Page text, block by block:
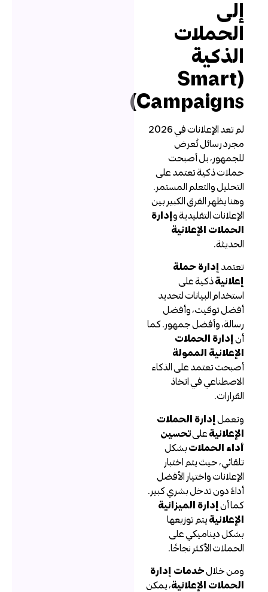
إلى
الحملات
الذكية
(Smart
Campaigns)
لم تعد الإعلانات في 2026
مجرد رسائل تُعرض
للجمهور، بل أصبحت
حملات ذكية تعتمد على
التحليل والتعلم المستمر.
وهنا يظهر الفرق الكبير بين
الإعلانات التقليدية وإدارة
الحملات الإعلانية
الحديثة.
إدارة حملة
إعلانيةذكية على
استخدام البيانات لتحديد
أفضل توقيت، وأفضل
رسالة، وأفضل جمهور. كما
إدارة الحملات
الإعلانية الممولة
أصبحت تعتمد على الذكاء
الاصطناعي في اتخاذ
القرارات.
وتعملإدارة الحملات
الإعلانيةعلىتحسين
أداء الحملاتبشكل
تلقائي، حيث يتم اختبار
الإعلانات واختيار الأفضل
أداءً دون تدخل بشري كبير.
كما أنإدارة الميزانية
الإعلانيةيتم توزيعها
بشكل ديناميكي على
الحملات الأكثر نجاحًا.
ومن خلالخدمات إدارة
الحملات الإعلانية، يمكن